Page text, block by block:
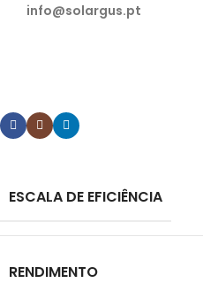
info@solargus.pt
ESCALA DE EFICIÊNCIA
RENDIMENTO